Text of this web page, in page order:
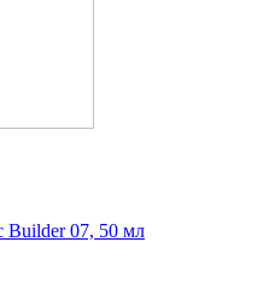
Builder 07, 50 мл